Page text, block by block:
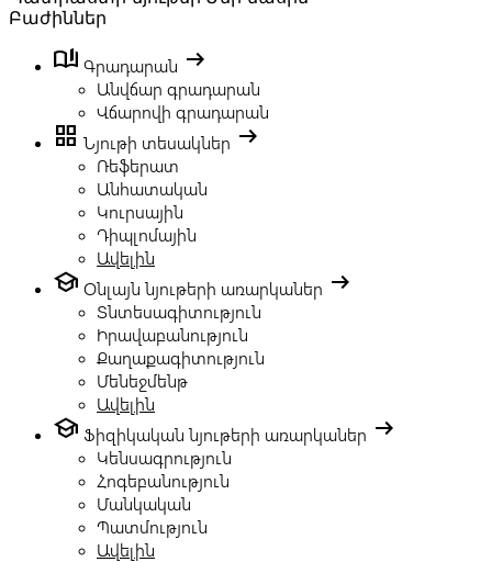
Բաժիններ
book_ribbon Գրադարան arrow_right_alt
Անվճար գրադարան
Վճարովի գրադարան
grid_view Նյութի տեսակներ arrow_right_alt
Ռեֆերատ
Անհատական
Կուրսային
Դիպլոմային
Ավելին
school Օնլայն նյութերի առարկաներ arrow_right_alt
Տնտեսագիտություն
Իրավաբանություն
Քաղաքագիտություն
Մենեջմենթ
Ավելին
school Ֆիզիկական նյութերի առարկաներ arrow_right_alt
Կենսագրություն
Հոգեբանություն
Մանկական
Պատմություն
Ավելին